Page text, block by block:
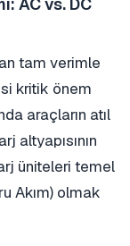
AC vs. DC
tam verimle
kritik önem
araçların atıl
altyapısının
üniteleri temel
Akım) olmak